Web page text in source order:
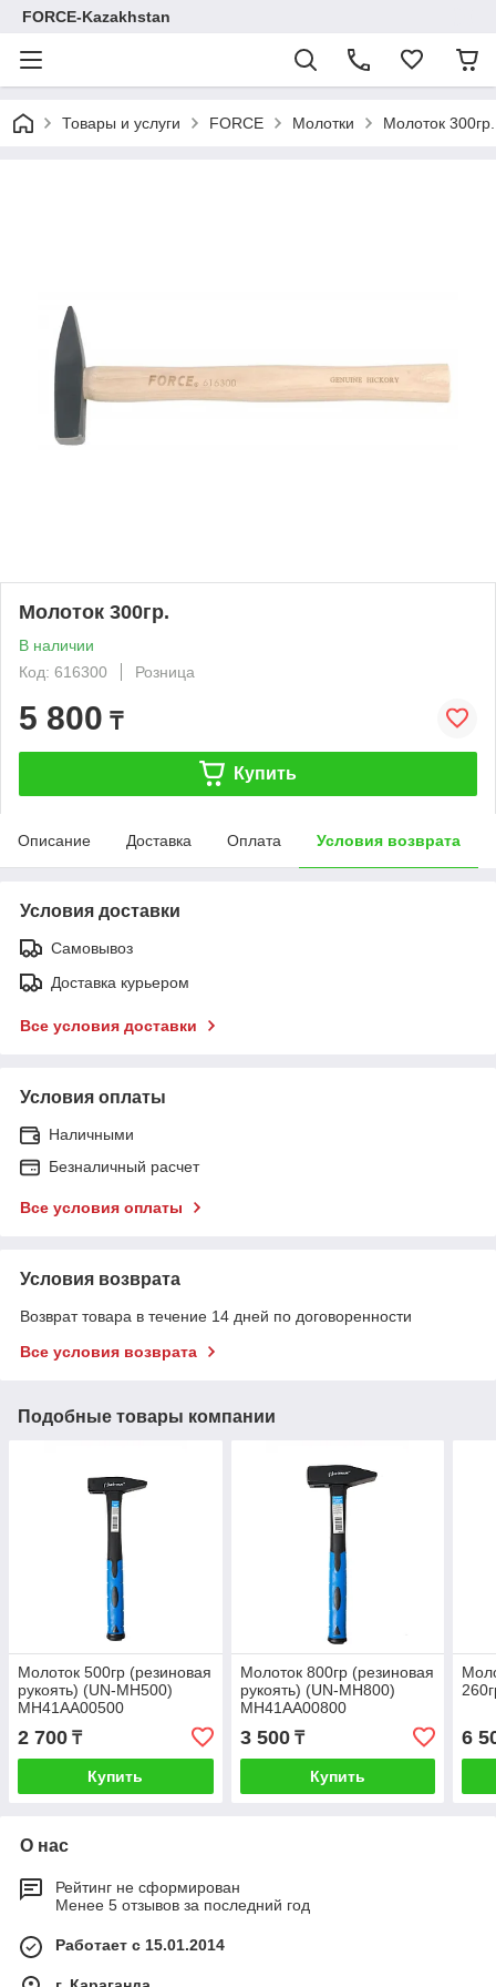
FORCE-Kazakhstan
Товары и услуги FORCE Молотки Молоток 300гр.
Молоток 300гр.
В наличии
Код: 616300
Розница
5 800 ₸
Купить
Описание Доставка Оплата Условия возврата
Условия доставки
Самовывоз
Доставка курьером
Все условия доставки
Условия оплаты
Наличными
Безналичный расчет
Все условия оплаты
Условия возврата
Возврат товара в течение 14 дней по договоренности
Все условия возврата
Подобные товары компании
Молоток 500гр (резиновая
рукоять) (UN-MH500)
MH41AA00500
2 700 ₸
Купить
Молоток 800гр (резиновая
рукоять) (UN-MH800)
MH41AA00800
3 500₸
Купить
6
О нас
Рейтинг не сформирован
Менее 5 отзывов за последний год
Работает с 15.01.2014